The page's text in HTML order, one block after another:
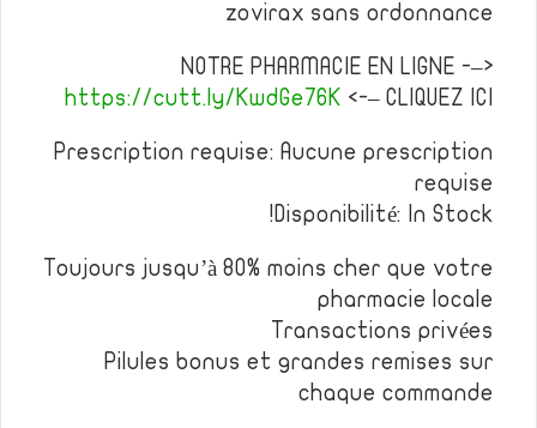
zovirax sans ordonnance
NOTRE PHARMACIE EN LIGNE -–>
https://cutt.ly/KwdGe76K <-– CLIQUEZ ICI
Prescription requise: Aucune prescription
requise
Disponibilité: In Stock!
Toujours jusqu’à 80% moins cher que votre
pharmacie locale
Transactions privées
Pilules bonus et grandes remises sur
chaque commande